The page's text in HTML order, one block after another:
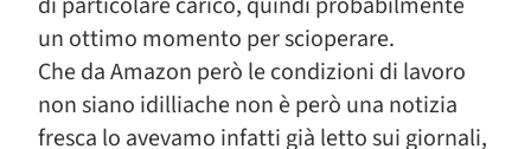
un ottimo momento per scioperare.
Che da Amazon però le condizioni di lavoro
non siano idilliache non è però una notizia
fresca lo avevamo infatti già letto sui giornali,